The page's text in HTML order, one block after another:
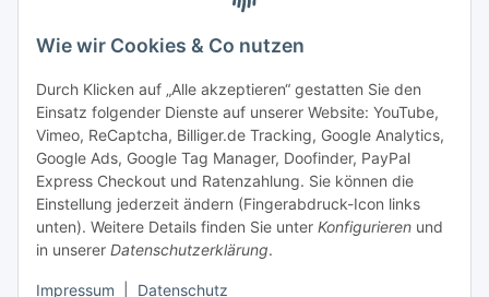
Wie wir Cookies & Co nutzen
Durch Klicken auf „Alle akzeptieren“ gestatten Sie den
Einsatz folgender Dienste auf unserer Website: YouTube,
Vimeo, ReCaptcha, Billiger.de Tracking, Google Analytics,
Google Ads, Google Tag Manager, Doofinder, PayPal
Express Checkout und Ratenzahlung. Sie können die
Einstellung jederzeit ändern (Fingerabdruck-Icon links
unten). Weitere Details finden Sie unter Konfigurieren und
in unserer Datenschutzerklärung.
Impressum Datenschutz
Zahlung & Versand
Versandinformationen
Sonstiges